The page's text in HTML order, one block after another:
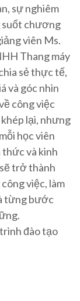
sự nghiêm
suốt chương
viên Ms.
Thang máy
sẻ thực tế,
và góc nhìn
công việc
lại, nhưng
học viên
và kinh
trở thành
việc, làm
từng bước
đào tạo